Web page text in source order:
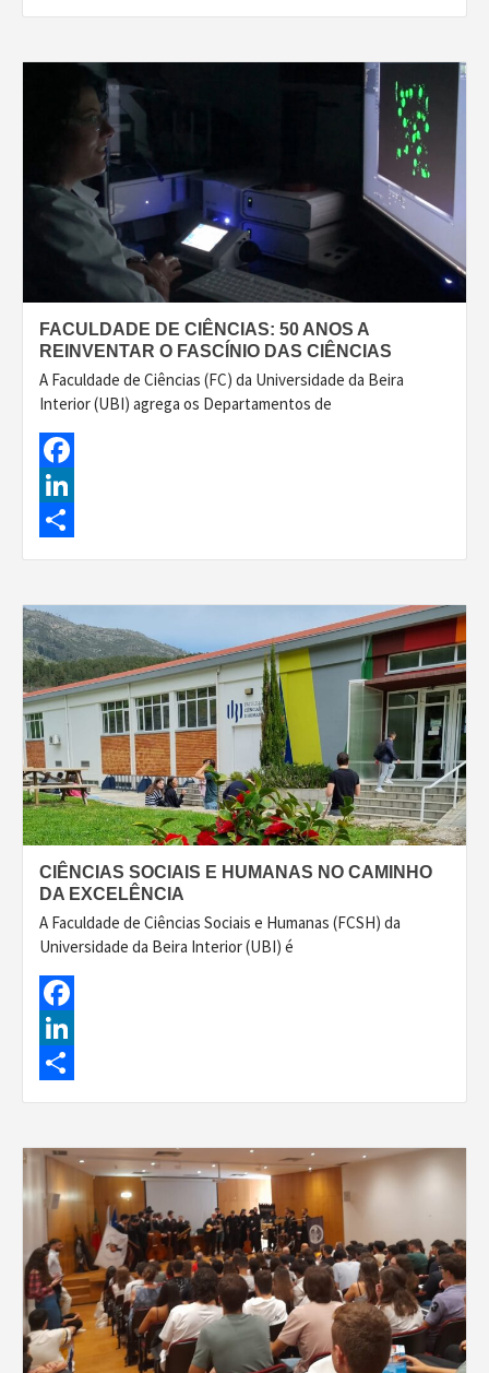
Share
FACULDADE DE CIÊNCIAS: 50 ANOS A
REINVENTAR O FASCÍNIO DAS CIÊNCIAS
A Faculdade de Ciências (FC) da Universidade da Beira
Interior (UBI) agrega os Departamentos de
Facebook
LinkedIn
Share
CIÊNCIAS SOCIAIS E HUMANAS NO CAMINHO
DA EXCELÊNCIA
A Faculdade de Ciências Sociais e Humanas (FCSH) da
Universidade da Beira Interior (UBI) é
Facebook
LinkedIn
Share